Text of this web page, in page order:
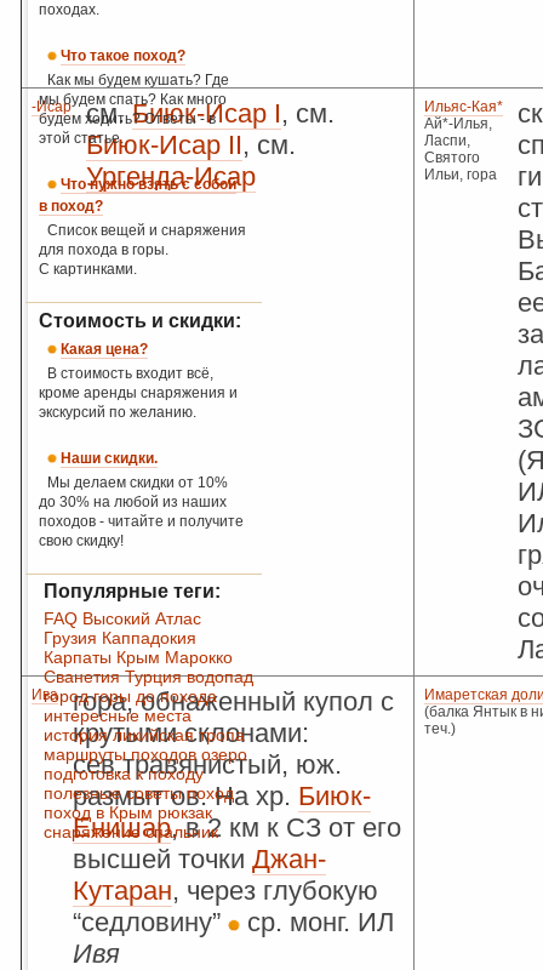
-Исар см.Биюк-Исар I, см.
Биюк-Исар II, см.
Ургенда-Исар
Ильяс-Кая*
Ай*-Илья,
Ласпи,
Святого
Ильи, гора
Ива
гора, обнаженный купол с
крутыми склонами:
сев.травянистый, юж.
размыт ов. На хр. Биюк-
Енишар, в 2 км к СЗ от его
высшей точки Джан-
Кутаран, через глубокую
“седловину”
ср. монг. ИЛ
Ивя
Имаретская
(балка Янтык в
теч.)
походах.
Что такое поход?
Как мы будем кушать? Где
мы будем спать? Как много
будем ходить? Ответы - в
этой статье.
Что нужно взять с собой
в поход?
Список вещей и снаряжения
для похода в горы.
С картинками.
Стоимость и скидки:
Какая цена?
В стоимость входит всё,
кроме аренды снаряжения и
экскурсий по желанию.
Наши скидки.
Мы делаем скидки от 10%
до 30% на любой из наших
походов - читайте и получите
свою скидку!
Популярные теги:
FAQ Высокий Атлас
Грузия Каппадокия
Карпаты Крым Марокко
Сванетия Турция водопад
город горы до похода
интересные места
история ликийская тропа
маршруты походов озеро
подготовка к походу
полезные советы поход
поход в Крым рюкзак
снаряжение спальник